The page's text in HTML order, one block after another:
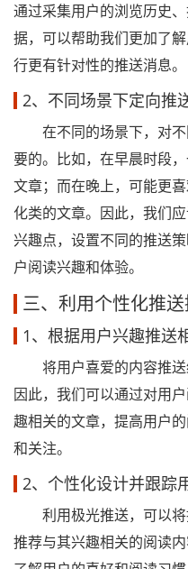
通过采集用户的浏览历史
据，可以帮助我们更加了
行更有针对性的推送消息。
2、不同场景下定向推
在不同的场景下，对不
要的。比如，在早晨时段
文章；而在晚上，可能更
化类的文章。因此，我们
兴趣点，设置不同的推送
户阅读兴趣和体验。
三、利用个性化推
1、根据用户兴趣推送
将用户喜爱的内容推送
因此，我们可以通过对用
趣相关的文章，提高用户
和关注。
2、个性化设计并跟踪
利用极光推送，可以将
推荐与其兴趣相关的阅读